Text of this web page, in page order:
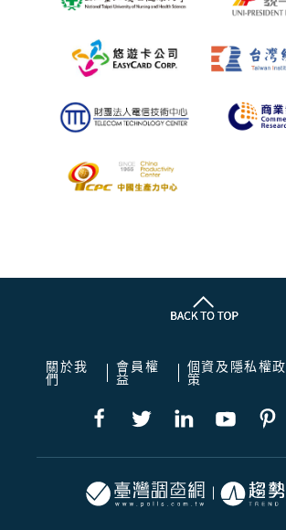
關於我
們
會員權
益
個資及隱私權政
策